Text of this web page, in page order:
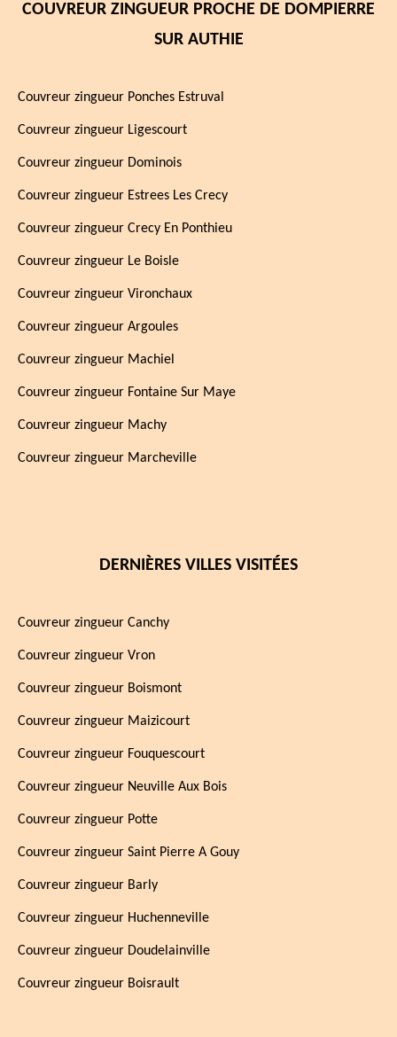
COUVREUR ZINGUEUR PROCHE DE DOMPIERRE
SUR AUTHIE
Couvreur zingueur Ponches Estruval
Couvreur zingueur Ligescourt
Couvreur zingueur Dominois
Couvreur zingueur Estrees Les Crecy
Couvreur zingueur Crecy En Ponthieu
Couvreur zingueur Le Boisle
Couvreur zingueur Vironchaux
Couvreur zingueur Argoules
Couvreur zingueur Machiel
Couvreur zingueur Fontaine Sur Maye
Couvreur zingueur Machy
Couvreur zingueur Marcheville
DERNIÈRES VILLES VISITÉES
Couvreur zingueur Canchy
Couvreur zingueur Vron
Couvreur zingueur Boismont
Couvreur zingueur Maizicourt
Couvreur zingueur Fouquescourt
Couvreur zingueur Neuville Aux Bois
Couvreur zingueur Potte
Couvreur zingueur Saint Pierre A Gouy
Couvreur zingueur Barly
Couvreur zingueur Huchenneville
Couvreur zingueur Doudelainville
Couvreur zingueur Boisrault